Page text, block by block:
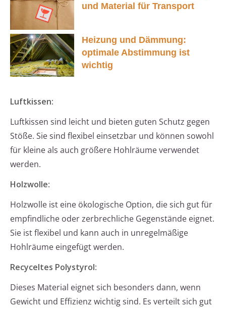
und Material für Transport
Heizung und Dämmung:
optimale Abstimmung ist
wichtig
Luftkissen:
Luftkissen sind leicht und bieten guten Schutz gegen
Stöße. Sie sind flexibel einsetzbar und können sowohl
für kleine als auch größere Hohlräume verwendet
werden.
Holzwolle:
Holzwolle ist eine ökologische Option, die sich gut für
empfindliche oder zerbrechliche Gegenstände eignet.
Sie ist flexibel und kann auch in unregelmäßige
Hohlräume eingefügt werden.
Recyceltes Polystyrol:
Dieses Material eignet sich besonders dann, wenn
Gewicht und Effizienz wichtig sind. Es verteilt sich gut